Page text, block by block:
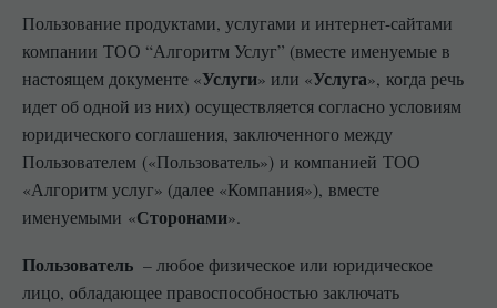
Пользование продуктами, услугами и интернет-сайтами
компании ТОО “Алгоритм Услуг” (вместе именуемые в
настоящем документе «Услуги» или «Услуга», когда речь
идет об одной из них) осуществляется согласно условиям
юридического соглашения, заключенного между
Пользователем («Пользователь») и компанией ТОО
«Алгоритм услуг» (далее «Компания»), вместе
именуемыми «Сторонами».
Пользователь – любое физическое или юридическое
лицо, обладающее правоспособностью заключать